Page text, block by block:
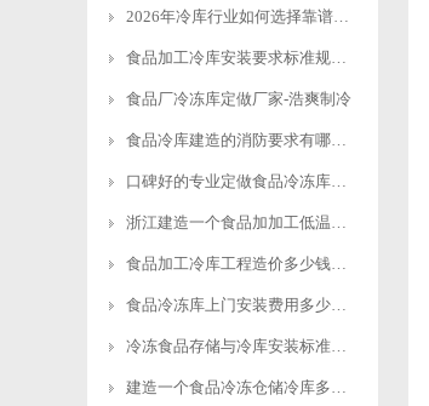
2026年冷库行业如何选择靠谱有实力的工程商品牌
食品加工冷库安装要求标准规范更新
食品厂冷冻库定做厂家-浩爽制冷
食品冷库建造的消防要求有哪些？-浩爽制冷
口碑好的专业定做食品冷冻库安装电话-浩爽制冷
浙江建造一个食品加加工低温立体库费用多少钱？-浩爽制冷
食品加工冷库工程造价多少钱？-浩爽制冷
食品冷冻库上门安装费用多少钱？-浩爽制冷
冷冻食品存储与冷库安装标准规范要求-浩爽制冷
建造一个食品冷冻仓储冷库多少钱？-浩爽制冷